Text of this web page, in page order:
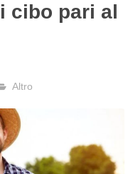
cibo pari al
Altro